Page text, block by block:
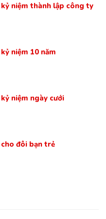
niệm thành lập công ty
niệm 10 năm
niệm ngày cưới
đôi bạn trẻ